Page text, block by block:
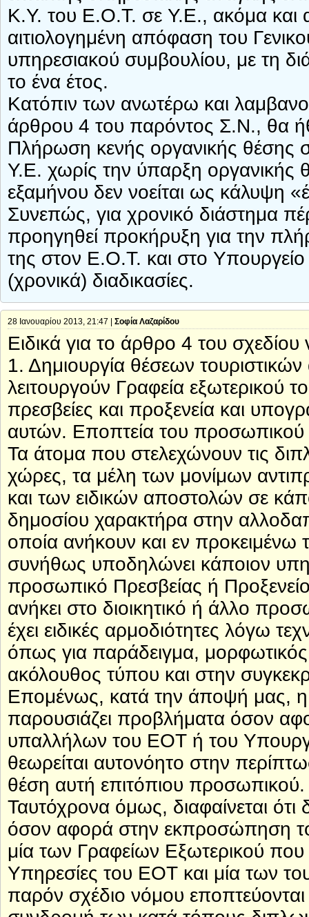
Κ.Υ. του Ε.Ο.Τ. σε Υ.Ε., ακόμα και
αιτιολογημένη απόφαση του
υπηρεσιακού συμβουλίου, με τη
το ένα έτος.
Κατόπιν των ανωτέρω και
άρθρου 4 του παρόντος Σ.Ν., θα
Πλήρωση κενής οργανικής
Υ.Ε. χωρίς την ύπαρξη οργανικής
εξαμήνου δεν νοείται ως κάλυψη
Συνεπώς, για χρονικό διάστημα
προηγηθεί προκήρυξη για την
της στον Ε.Ο.Τ. και στο
(χρονικά) διαδικασίες.
28 Ιανουαρίου 2013, 21:47 | Σοφία Λαζαρίδου
Ειδικά για το άρθρο 4 του
1. Δημιουργία θέσεων
λειτουργούν Γραφεία εξωτερικού
πρεσβείες και προξενεία και
αυτών. Εποπτεία του
Τα άτομα που στελεχώνουν τις
χώρες, τα μέλη των μονίμων
και των ειδικών αποστολών σε
δημοσίου χαρακτήρα στην
οποία ανήκουν και εν
συνήθως υποδηλώνει κάποιον
προσωπικό Πρεσβείας ή
ανήκει στο διοικητικό ή άλλο
έχει ειδικές αρμοδιότητες λόγω
όπως για παράδειγμα,
ακόλουθος τύπου και στην
Επομένως, κατά την άποψή μας,
παρουσιάζει προβλήματα όσον
υπαλλήλων του ΕΟΤ ή του
θεωρείται αυτονόητο στην
θέση αυτή επιτόπιου προσωπικού.
Ταυτόχρονα όμως, διαφαίνεται
όσον αφορά στην εκπροσώπηση
μία των Γραφείων Εξωτερικού
Υπηρεσίες του ΕΟΤ και μία των
παρόν σχέδιο νόμου